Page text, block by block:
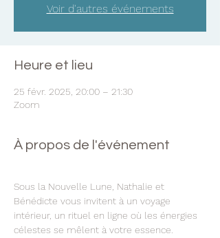
Voir d'autres événements
Heure et lieu
25 févr. 2025, 20:00 – 21:30
Zoom
À propos de l'événement
Sous la Nouvelle Lune, Nathalie et
Bénédicte vous invitent à un voyage
intérieur, un rituel en ligne où les énergies
célestes se mêlent à votre essence.